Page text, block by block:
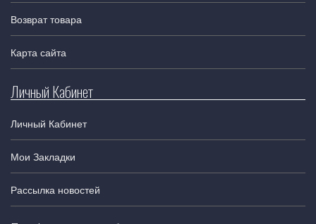
Возврат товара
Карта сайта
Личный Кабинет
Личный Кабинет
Мои Закладки
Рассылка новостей